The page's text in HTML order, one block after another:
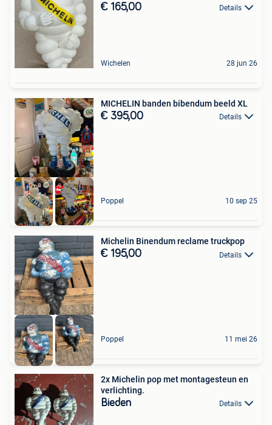
€ 165,00 Details
Wichelen 28 jun 26
MICHELIN banden bibendum beeld XL
€ 395,00 Details
Poppel 10 sep 25
Michelin Binendum reclame truckpop
€ 195,00 Details
Poppel 11 mei 26
2x Michelin pop met montagesteun en
verlichting.
Bieden Details